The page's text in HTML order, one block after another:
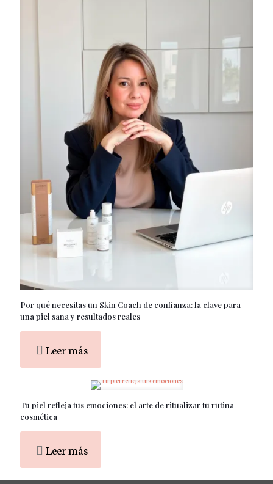
Por qué necesitas un Skin Coach de confianza: la clave para
una piel sana y resultados reales
Leer más
Tu piel refleja tus emociones: el arte de ritualizar tu rutina
cosmética
Leer más